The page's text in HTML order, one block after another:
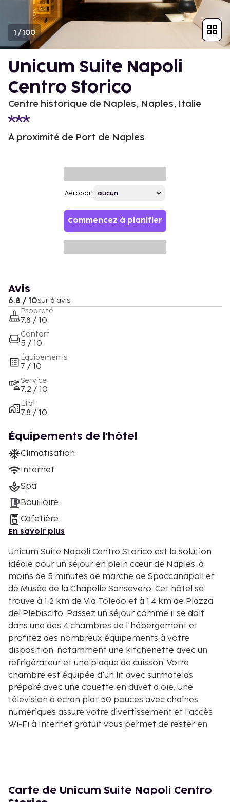
1 /100
Unicum Suite Napoli
Centro Storico
Centre historique de Naples, Naples, Italie
À proximité de Port de Naples
Aéroport
Commencez à planifier
Avis
6.8 / 10sur 6 avis
Propreté
7.8 / 10
Confort
5 / 10
Équipements
7 / 10
Service
7.2 / 10
État
7.8 / 10
Équipements de l'hôtel
Climatisation
Internet
Spa
Bouilloire
Cafetière
En savoir plus
Unicum Suite Napoli Centro Storico est la solution
idéale pour un séjour en plein cœur de Naples, à
moins de 5 minutes de marche de Spaccanapoli et
de Musée de la Chapelle Sansevero. Cet hôtel se
trouve à 1,2 km de Via Toledo et à 1,4 km de Piazza
del Plebiscito. Passez un séjour comme il se doit
dans une des 4 chambres de l'hébergement et
profitez des nombreux équipements à votre
disposition, notamment une kitchenette avec un
réfrigérateur et une plaque de cuisson. Votre
chambre est équipée d'un lit avec surmatelas
préparé avec une couette en duvet d'oie. Une
télévision à écran plat 50 pouces avec chaînes
numériques assure votre divertissement et l'accès
Wi-Fi à Internet gratuit vous permet de rester en
Les distances sont affichées au dixième de
kilomètre près
Carte de Unicum Suite Napoli Centro